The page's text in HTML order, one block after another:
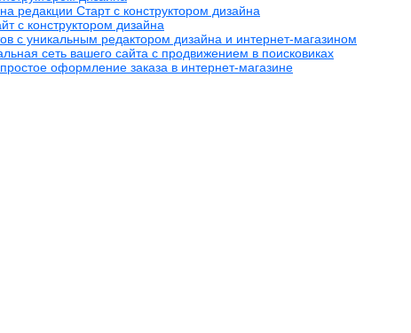
редакции Старт с конструктором дизайна
с конструктором дизайна
с уникальным редактором дизайна и интернет-магазином
сеть вашего сайта с продвижением в поисковиках
оформление заказа в интернет-магазине